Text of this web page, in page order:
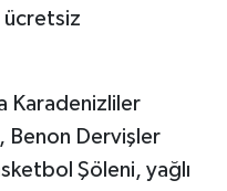
ücretsiz
Karadenizliler
Benon Dervişler
Şöleni, yağlı